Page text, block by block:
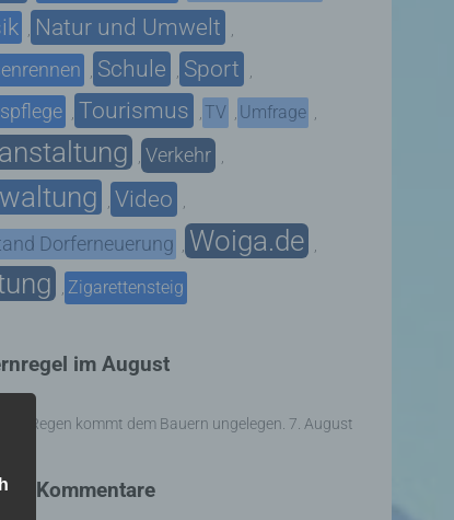
, Natur und Umwelt ,
, Schule , Sport ,
, Tourismus ,TV , Umfrage ,
, Verkehr ,
, Video ,
Dorferneuerung , Woiga.de ,
, Zigarettensteig
im August
Afra Regen kommt dem Bauern ungelegen. 7. August
Kommentare